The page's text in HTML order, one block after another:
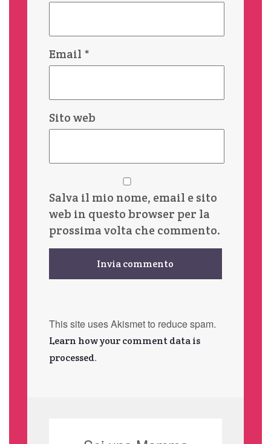
Email *
Sito web
Salva il mio nome, email e sito
web in questo browser per la
prossima volta che commento.
This site uses Akismet to reduce spam.
Learn how your comment data is
processed.